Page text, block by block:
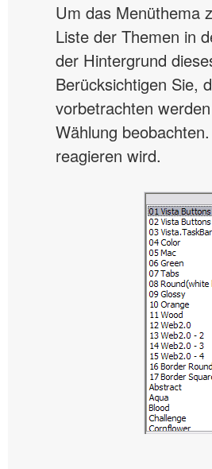
Um das Menüthema
Liste der Themen in
der Hintergrund
Berücksichtigen Sie,
vorbetrachten
Wählung
reagieren wird.